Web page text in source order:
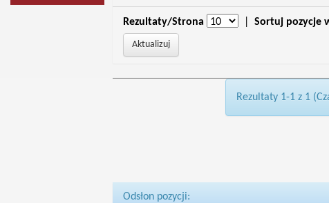
Rezultaty/Strona Sortuj pozycje
Rezultaty 1-1 z 1
Odsłon pozycji: